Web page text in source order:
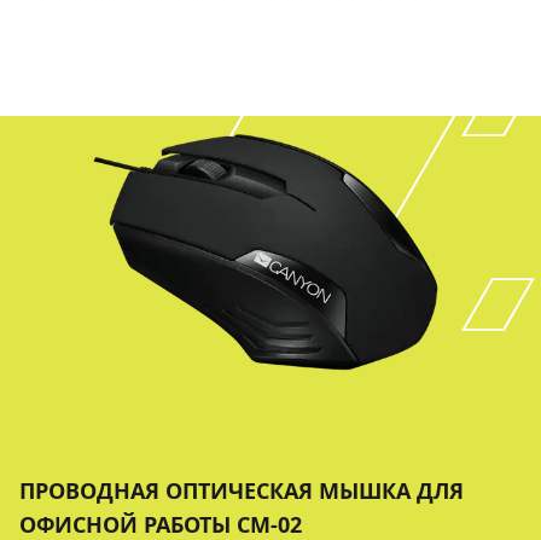
ПРОВОДНАЯ ОПТИЧЕСКАЯ МЫШКА ДЛЯ
ОФИСНОЙ РАБОТЫ CM-02